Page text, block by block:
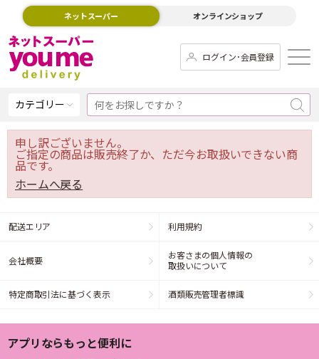
ネットスーパー オンラインショップ
ログイン･会員登録
カテゴリー
申し訳ございません。
ご指定の商品は販売終了か、ただ今お取扱いできない商
品です。
ホームへ戻る
配送エリア 利用規約
会社概要
お客さまの個人情報の
取扱いについて
特定商取引法に基づく表示 酒類販売管理者標識
アプリならもっと便利に